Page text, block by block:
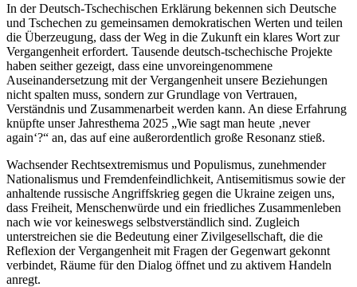
In der Deutsch-Tschechischen Erklärung bekennen sich Deutsche
und Tschechen zu gemeinsamen demokratischen Werten und teilen
die Überzeugung, dass der Weg in die Zukunft ein klares Wort zur
Vergangenheit erfordert. Tausende deutsch-tschechische Projekte
haben seither gezeigt, dass eine unvoreingenommene
Auseinandersetzung mit der Vergangenheit unsere Beziehungen
nicht spalten muss, sondern zur Grundlage von Vertrauen,
Verständnis und Zusammenarbeit werden kann. An diese Erfahrung
knüpfte unser Jahresthema 2025 „Wie sagt man heute ‚never
again‘?“ an, das auf eine außerordentlich große Resonanz stieß.
Wachsender Rechtsextremismus und Populismus, zunehmender
Nationalismus und Fremdenfeindlichkeit, Antisemitismus sowie der
anhaltende russische Angriffskrieg gegen die Ukraine zeigen uns,
dass Freiheit, Menschenwürde und ein friedliches Zusammenleben
nach wie vor keineswegs selbstverständlich sind. Zugleich
unterstreichen sie die Bedeutung einer Zivilgesellschaft, die die
Reflexion der Vergangenheit mit Fragen der Gegenwart gekonnt
verbindet, Räume für den Dialog öffnet und zu aktivem Handeln
anregt.